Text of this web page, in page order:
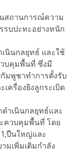
สถานการณ์ความ
รบปะทะอย่างหนัก
เนินกลยุทธ์ และใช้
วบคุมพื้นที่ ซึ่งมี
มพูชาทำการตั้งรับ
ครื่องยิงลูกระเบิด
ำเนินกลยุทธ์และ
ควบคุมพื้นที่ โดย
ปืนใหญ่และ
มเพิ่มเติมกำลัง